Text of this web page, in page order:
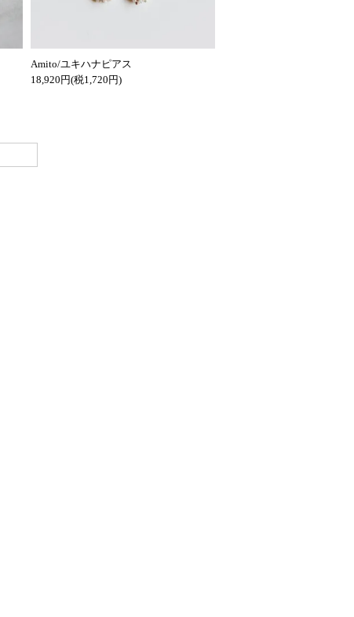
Amito/ユキハナピアス
18,920円(税1,720円)